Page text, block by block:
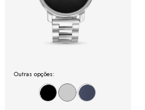
Outras opções: